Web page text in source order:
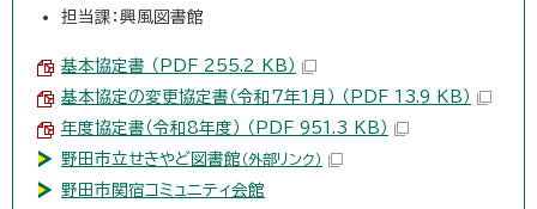
担当課：興風図書館
基本協定書 （PDF 255.2 KB）
基本協定の変更協定書（令和7年1月） （PDF 13.9 KB）
年度協定書（令和8年度） （PDF 951.3 KB）
野田市立せきやど図書館 （外部リンク）
野田市関宿コミュニティ会館